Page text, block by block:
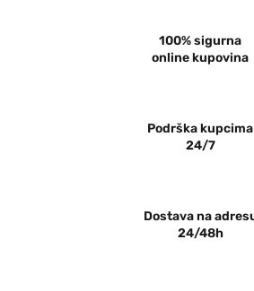
100% sigurna
online kupovina
Podrška kupcima
24/7
Dostava na
24/48h